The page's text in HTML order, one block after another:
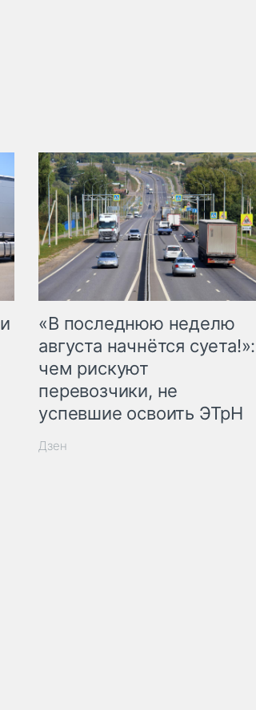
«В последнюю неделю
августа начнётся суета!»:
чем рискуют
перевозчики, не
успевшие освоить ЭТрН
Дзен